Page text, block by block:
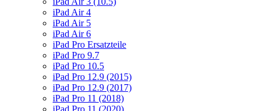
iPad Air 4
iPad Air 5
iPad Air 6
iPad Pro Ersatzteile
iPad Pro 9.7
iPad Pro 10.5
iPad Pro 12.9 (2015)
iPad Pro 12.9 (2017)
iPad Pro 11 (2018)
iPad Pro 11 (2020)